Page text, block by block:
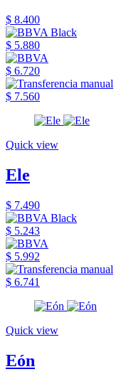
$ 8.400
$ 5.880
$ 6.720
$ 7.560
Quick view
Ele
$ 7.490
$ 5.243
$ 5.992
$ 6.741
Quick view
Eón